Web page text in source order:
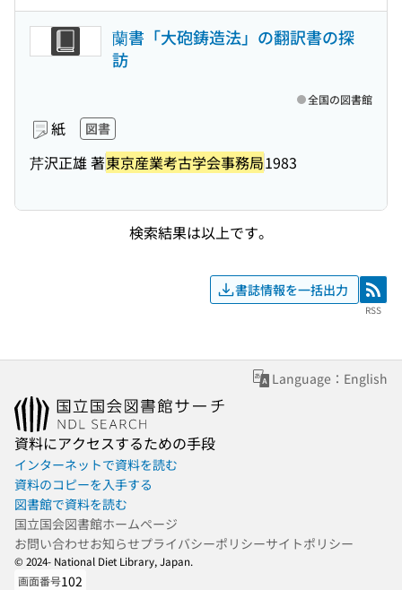
蘭書「大砲鋳造法」の翻訳書の探
訪
紙 図書
芹沢正雄 著東京産業考古学会事務局1983
全国の図書館
検索結果は以上です。
書誌情報を一括出力 RSS
RSS
Language：English
資料にアクセスするための手段
インターネットで資料を読む
資料のコピーを入手する
図書館で資料を読む
国立国会図書館ホームページ
お問い合わせお知らせプライバシーポリシーサイトポリシー
© 2024- National Diet Library, Japan.
画面番号102